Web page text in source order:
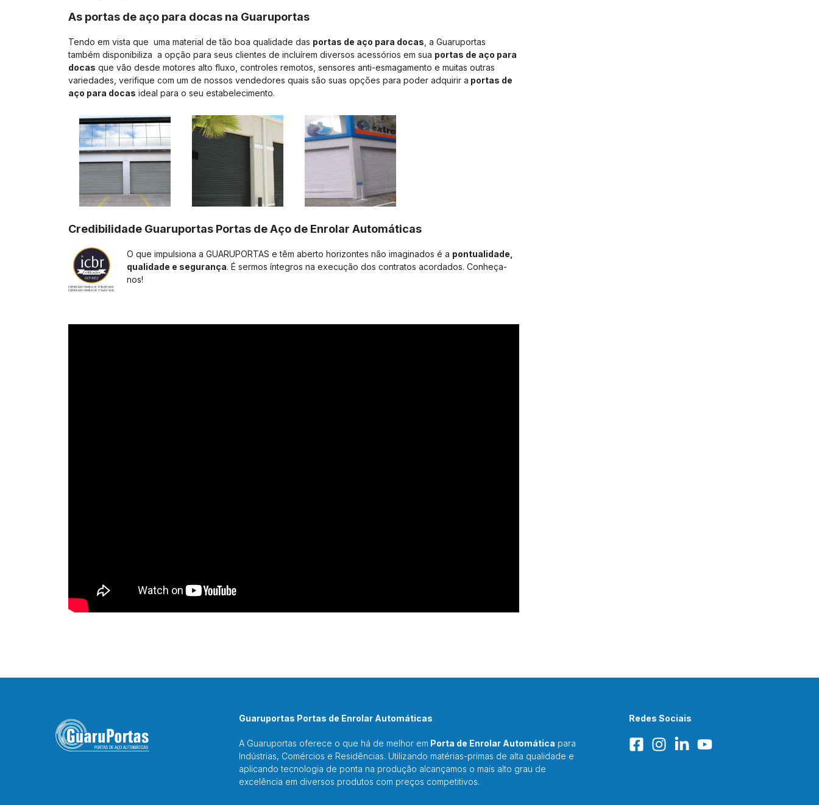
As portas de aço para docas na Guaruportas
Tendo em vista que uma material de tão boa qualidade das portas de aço para docas , a Guaruportas
também disponibiliza a opção para seus clientes de incluírem diversos acessórios em sua portas de aço para
docas que vão desde motores alto fluxo, controles remotos, sensores anti-esmagamento e muitas outras
variedades, verifique com um de nossos vendedores quais são suas opções para poder adquirir a portas de
aço para docas ideal para o seu estabelecimento.
Credibilidade Guaruportas Portas de Aço de Enrolar Automáticas
O que impulsiona a GUARUPORTAS e têm aberto horizontes não imaginados é a pontualidade,
qualidade e segurança. É sermos íntegros na execução dos contratos acordados. Conheça-
nos!
Guaruportas Portas de Enrolar Automáticas
A Guaruportas oferece o que há de melhor em Porta de Enrolar Automática para
Indústrias, Comércios e Residências. Utilizando matérias-primas de alta qualidade e
aplicando tecnologia de ponta na produção alcançamos o mais alto grau de
excelência em diversos produtos com preços competitivos.
Redes Sociais